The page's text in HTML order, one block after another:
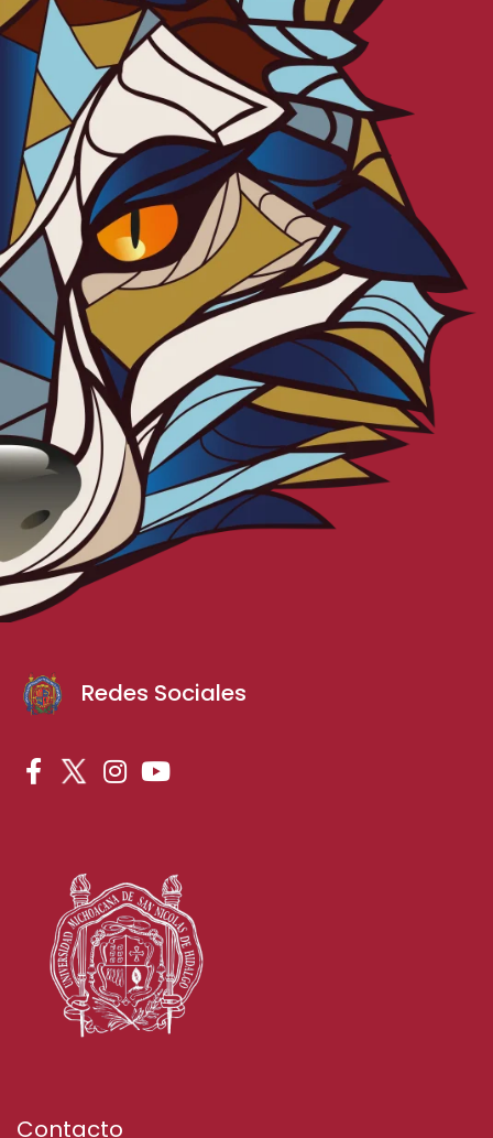
Redes Sociales
Contacto